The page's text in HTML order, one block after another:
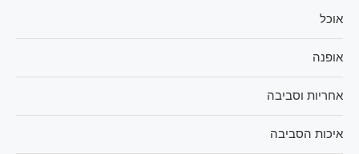
אוכל
אופנה
אחריות וסביבה
איכות הסביבה